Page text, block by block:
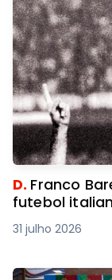
D. Franco
futebol
31 julho 2026